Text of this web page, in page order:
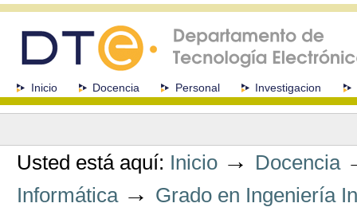
navegación
SeccionesInicio Docencia Personal Investigacion
Herramientas
Usted está aquí: Inicio → Docencia
Informática → Grado en Ingeniería